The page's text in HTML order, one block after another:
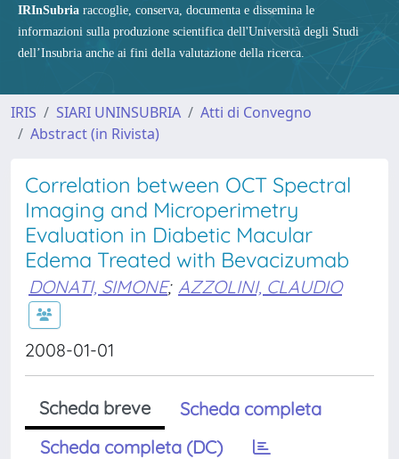
IRInSubria raccoglie, conserva, documenta e dissemina le
informazioni sulla produzione scientifica dell'Università degli Studi
dell’Insubria anche ai fini della valutazione della ricerca.
IRIS SIARI UNINSUBRIA
Atti di Convegno
Abstract (in Rivista)
Correlation between OCT Spectral
Imaging and Microperimetry
Evaluation in Diabetic Macular
Edema Treated with Bevacizumab
DONATI, SIMONE; AZZOLINI, CLAUDIO
2008-01-01
Scheda breve
Scheda completa
Scheda completa (DC)